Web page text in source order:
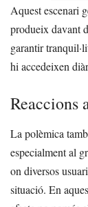
Aquest escenari
produeix davant
garantir
hi accedeixen
Reaccions
La polèmica
especialment al
on diversos
situació. En